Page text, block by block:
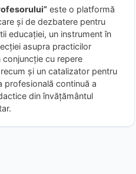
este o platformă
și de dezbatere pentru
educației, un instrument în
asupra practicilor
conjuncție cu repere
și un catalizator pentru
profesională continuă a
din învățământul